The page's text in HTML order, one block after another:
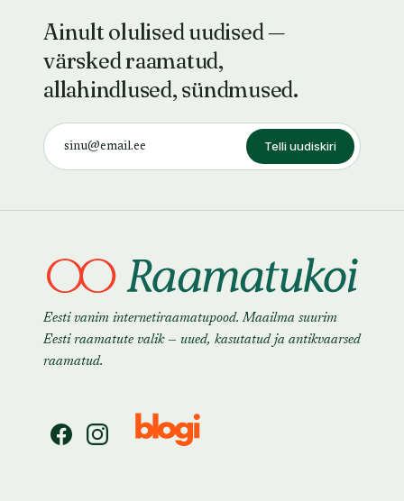
carthamoides
анзура Allium
suvorovii Regl. x
Allium
giganteum Regl.
на минеральных
почвах Эст
Ainult olulised uudised —
värsked raamatud,
allahindlused, sündmused.
Telli uudiskiri
Eesti vanim internetiraamatupood. Maailma suurim
Eesti raamatute valik — uued, kasutatud ja antikvaarsed
raamatud.